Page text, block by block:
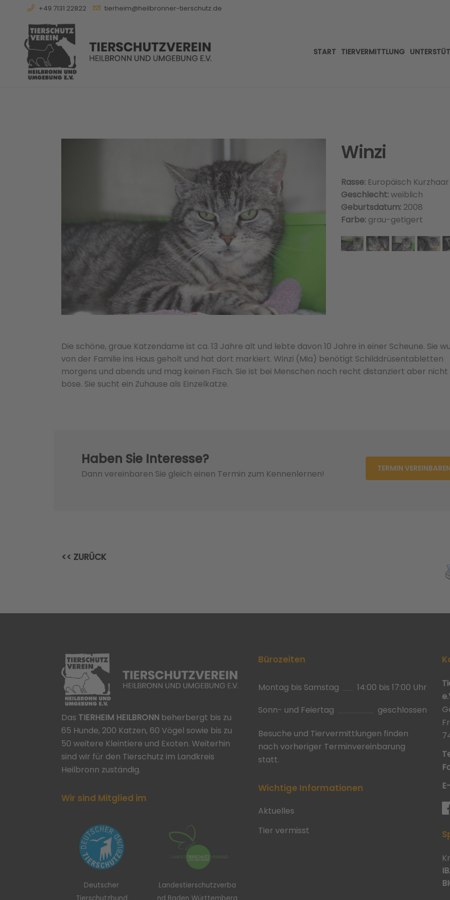
+49 7131 22822 tierheim@heilbronner-tierschutz.de
START TIERVERMITTLUNG
Winzi
Rasse: Europäisch Kurzhaar
Geschlecht:weiblich
Geburtsdatum:2008
Farbe:grau-getigert
Die schöne, graue Katzendame ist ca. 13 Jahre alt und lebte davon 10 Jahre in einer Scheune. Sie
von der Familie ins Haus geholt und hat dort markiert. Winzi (Mia) benötigt Schilddrüsentabletten
morgens und abends und mag keinen Fisch. Sie ist bei Menschen noch recht distanziert aber nicht
böse. Sie sucht ein Zuhause als Einzelkatze.
Haben Sie Interesse?
Dann vereinbaren Sie gleich einen Termin zum Kennenlernen! TERMIN VEREINBAREN
<< ZURÜCK
Das TIERHEIM HEILBRONN beherbergt bis zu
65 Hunde, 200 Katzen, 60 Vögel sowie bis zu
50 weitere Kleintiere und Exoten. Weiterhin
sind wir für den Tierschutz im Landkreis
Heilbronn zuständig.
Wir sind Mitglied im
Deutscher
Landestierschutzverba
Bürozeiten
Montag bis Samstag
14:00 bis 17:00 Uhr
Sonn- und Feiertag
geschlossen
Besuche und Tiervermittlungen finden
nach vorheriger Terminvereinbarung
statt.
Wichtige Informationen
Aktuelles
Tier vermisst